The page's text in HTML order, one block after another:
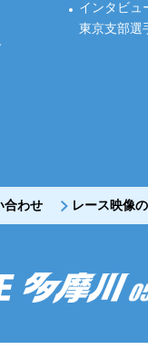
インタビュ
東京支部選
合わせ レース映像